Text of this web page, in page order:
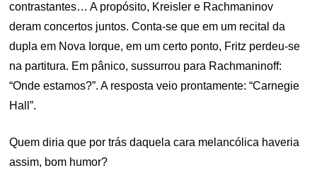
contrastantes… A propósito, Kreisler e Rachmaninov
deram concertos juntos. Conta-se que em um recital da
dupla em Nova Iorque, em um certo ponto, Fritz perdeu-se
na partitura. Em pânico, sussurrou para Rachmaninoff:
“Onde estamos?”. A resposta veio prontamente: “Carnegie
Hall”.
Quem diria que por trás daquela cara melancólica haveria
assim, bom humor?